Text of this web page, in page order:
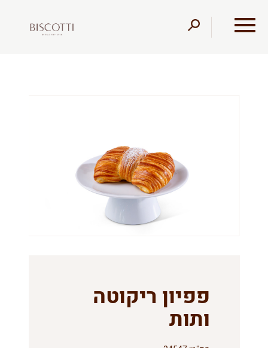
עמוד הבית עוגות שמרים
פפיון
פפיון ריקוטה
ותות